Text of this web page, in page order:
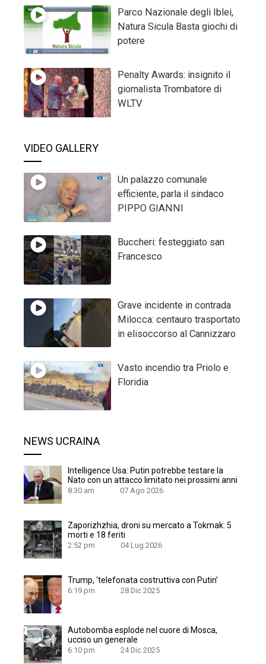
Parco Nazionale degli Iblei,
Natura Sicula Basta giochi di
potere
Penalty Awards: insignito il
giornalista Trombatore di
WLTV
VIDEO GALLERY
Un palazzo comunale
efficiente, parla il sindaco
PIPPO GIANNI
Buccheri: festeggiato san
Francesco
Grave incidente in contrada
Milocca: centauro trasportato
in elisoccorso al Cannizzaro
Vasto incendio tra Priolo e
Floridia
NEWS UCRAINA
Intelligence Usa: Putin potrebbe testare la
Nato con un attacco limitato nei prossimi anni
8:30 am 07 Ago 2026
Zaporizhzhia, droni su mercato a Tokmak: 5
morti e 18 feriti
2:52 pm 04 Lug 2026
Trump, ‘telefonata costruttiva con Putin’
6:19 pm 28 Dic 2025
Autobomba esplode nel cuore di Mosca,
ucciso un generale
6:10 pm 24 Dic 2025